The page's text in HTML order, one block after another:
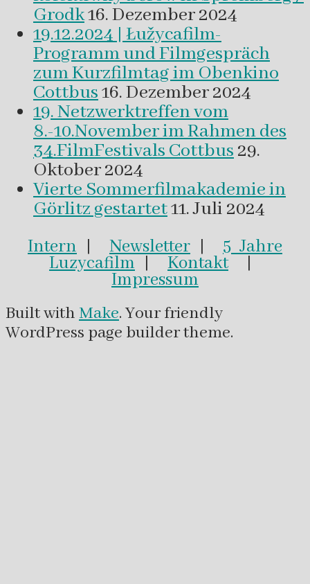
Grodk16. Dezember 2024
19.12.2024 | Łužycafilm-
Programm und Filmgespräch
zum Kurzfilmtag im Obenkino
Cottbus16. Dezember 2024
19. Netzwerktreffen vom
8.-10.November im Rahmen des
34.FilmFestivals Cottbus 29.
Oktober 2024
Vierte Sommerfilmakademie in
Görlitz gestartet11. Juli 2024
Intern Newsletter 5 Jahre
Luzycafilm Kontakt|
Impressum
Built with Make. Your friendly
WordPress page builder theme.